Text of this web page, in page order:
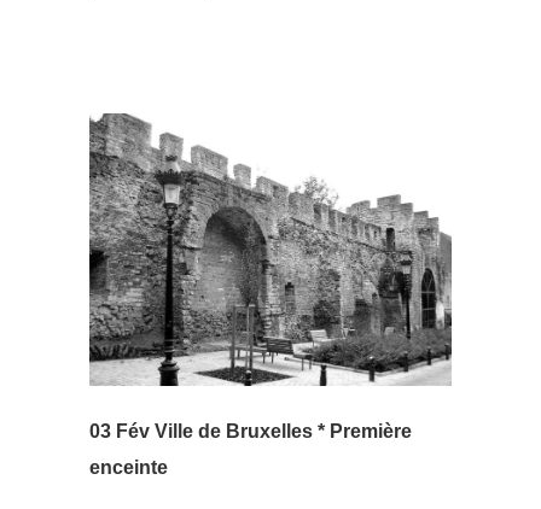
03 Fév Ville de Bruxelles * Première
enceinte